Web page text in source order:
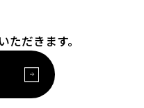
だきます。